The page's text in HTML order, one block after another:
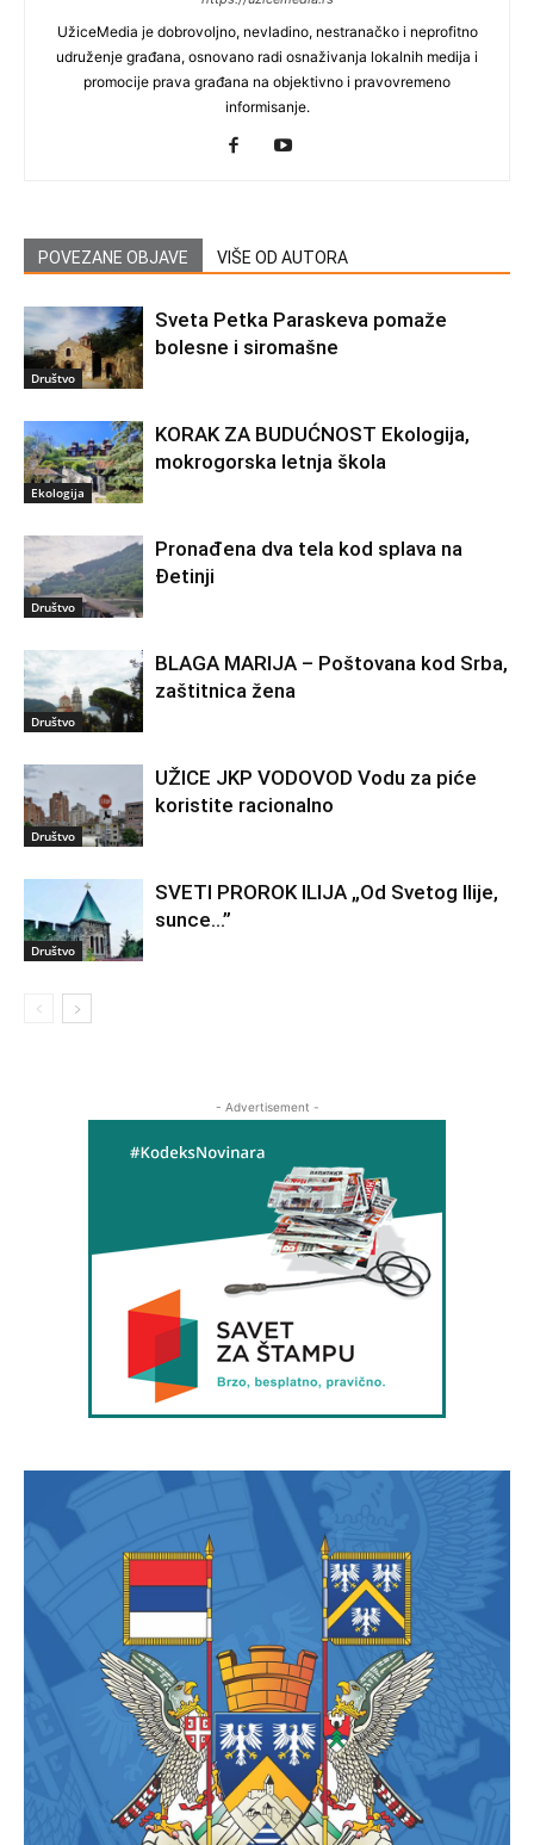
UžiceMedia je dobrovoljno, nevladino, nestranačko i neprofitno
udruženje građana, osnovano radi osnaživanja lokalnih medija i
promocije prava građana na objektivno i pravovremeno
informisanje.
POVEZANE OBJAVE VIŠE OD AUTORA
Društvo
Sveta Petka Paraskeva pomaže
bolesne i siromašne
Ekologija
KORAK ZA BUDUĆNOST Ekologija,
mokrogorska letnja škola
Društvo
Pronađena dva tela kod splava na
Đetinji
Društvo
BLAGA MARIJA – Poštovana kod Srba,
zaštitnica žena
Društvo
UŽICE JKP VODOVOD Vodu za piće
koristite racionalno
Društvo
SVETI PROROK ILIJA „Od Svetog Ilije,
sunce…”
- Advertisement -